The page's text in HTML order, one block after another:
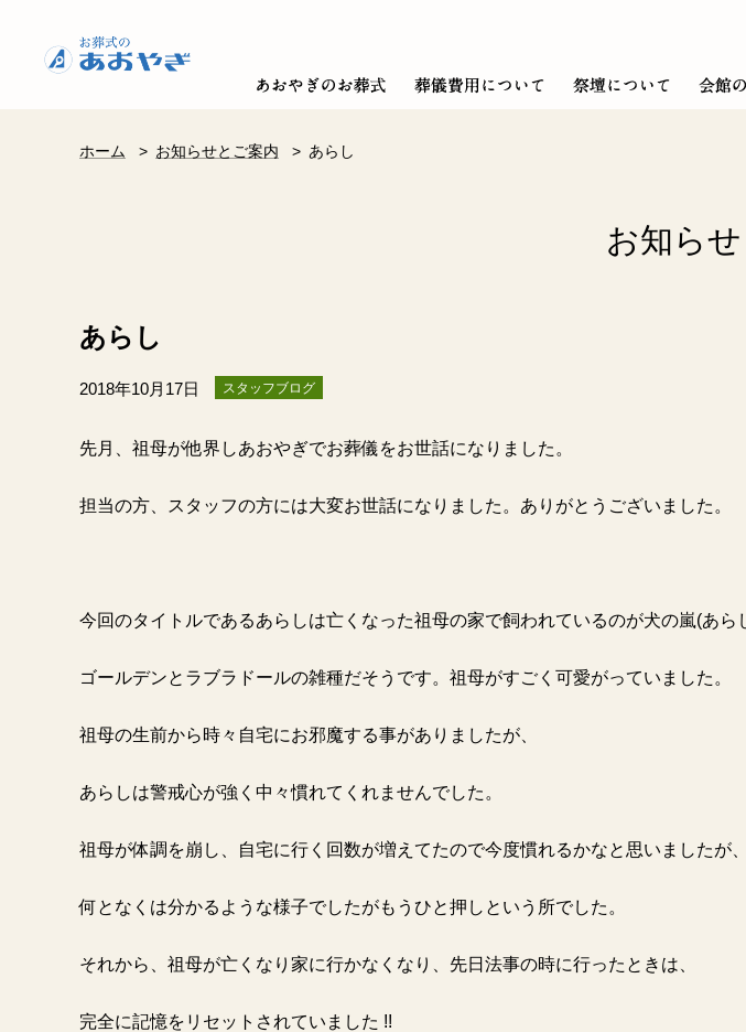
ホーム > お知らせとご案内 > あらし
お知ら
あらし
2018年10月17日 スタッフブログ
先月、祖母が他界しあおやぎでお葬儀をお世話になりました。
担当の方、スタッフの方には大変お世話になりました。ありがとうございました。
今回のタイトルであるあらしは亡くなった祖母の家で飼われているのが犬の嵐(あら
ゴールデンとラブラドールの雑種だそうです。祖母がすごく可愛がっていました。
祖母の生前から時々自宅にお邪魔する事がありましたが、
あらしは警戒心が強く中々慣れてくれませんでした。
祖母が体調を崩し、自宅に行く回数が増えてたので今度慣れるかなと思いましたが、
何となくは分かるような様子でしたがもうひと押しという所でした。
それから、祖母が亡くなり家に行かなくなり、先日法事の時に行ったときは、
完全に記憶をリセットされていました ︎ !!